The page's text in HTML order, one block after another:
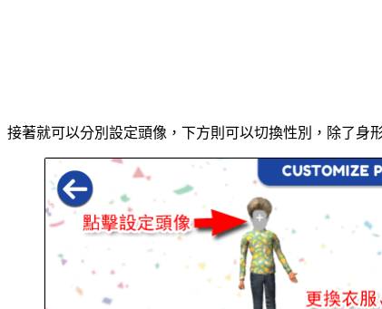
接著就可以分別設定頭像，下方則可以切換性別，除了身